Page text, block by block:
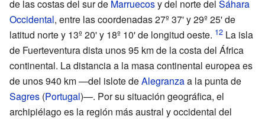
de las costas del sur de Marruecosy del norte del Sáhara
Occidental, entre las coordenadas 27º37' y 29º25' de
latitud norte y 13º20' y 18º 10' de longitud oeste.
La isla
de Fuerteventura dista unos 95 km de la costa del África
continental. La distancia a la masa continental europea es
de unos 940 km —del islote deAlegranzaa la punta de
Sagres (Portugal)—. Por su situación geográfica, el
archipiélago es la región más austral y occidental del